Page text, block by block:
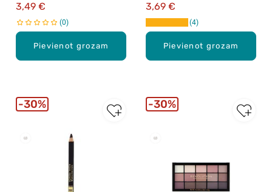
Pievienot grozam
3,49 €
0
Pievienot grozam
3,69 €
4
30% 30%